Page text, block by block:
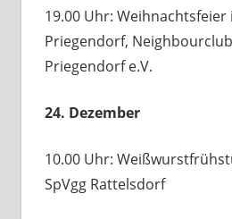
19.00 Uhr: Weihnachtsfeier
Priegendorf,
Priegendorf e.V.
24. Dezember
10.00 Uhr:
SpVgg Rattelsdorf